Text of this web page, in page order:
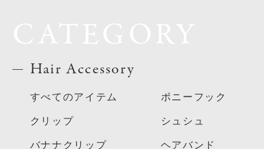
Hair Accessory
すべてのアイテム
クリップ
バナナクリップ
ポニーフック
シュシュ
ヘアバンド